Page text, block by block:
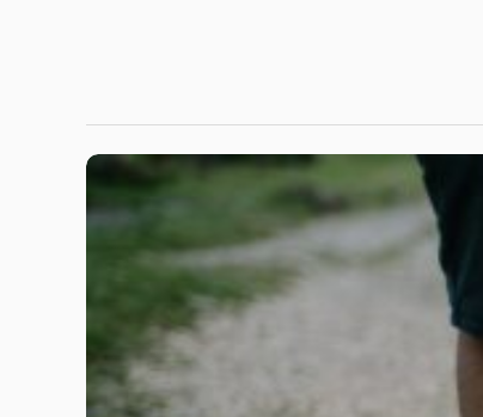
วันที่ชมพูได้บ้านใหม่ — Obsidian
การจัดระเบียบความทรงจำ 🌸
สวัสดีค่ะทุกคน 🌸 วันนี้วันอังคารที่ 31 มีนาคม